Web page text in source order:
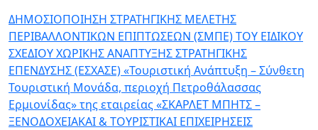
ΔΗΜΟΣΙΟΠΟΙΗΣΗ ΣΤΡΑΤΗΓΙΚΗΣ ΜΕΛΕΤΗΣ
ΠΕΡΙΒΑΛΛΟΝΤΙΚΩΝ ΕΠΙΠΤΩΣΕΩΝ (ΣΜΠΕ) TOY ΕΙΔΙΚΟΥ
ΣΧΕΔΙΟΥ ΧΩΡΙΚΗΣ ΑΝΑΠΤΥΞΗΣ ΣΤΡΑΤΗΓΙΚΗΣ
ΕΠΕΝΔΥΣΗΣ (ΕΣΧΑΣΕ) «Τουριστική Ανάπτυξη – Σύνθετη
Τουριστική Μονάδα, περιοχή Πετροθάλασσας
Ερμιονίδας» της εταιρείας «ΣΚΑΡΛΕΤ ΜΠΗΤΣ –
ΞΕΝΟΔΟΧΕΙΑΚΑΙ & ΤΟΥΡΙΣΤΙΚΑΙ ΕΠΙΧΕΙΡΗΣΕΙΣ